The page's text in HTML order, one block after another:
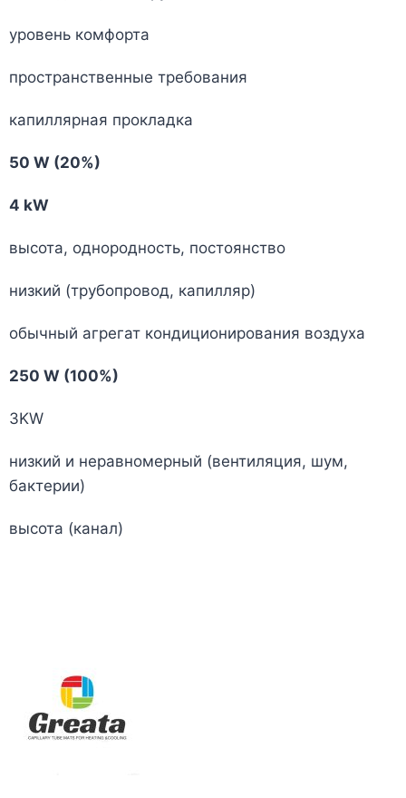
уровень комфорта
пространственные требования
капиллярная прокладка
50 W (20%)
4 kW
высота, однородность, постоянство
низкий (трубопровод, капилляр)
обычный агрегат кондиционирования воздуха
250 W (100%)
3KW
низкий и неравномерный (вентиляция, шум,
бактерии)
высота (канал)